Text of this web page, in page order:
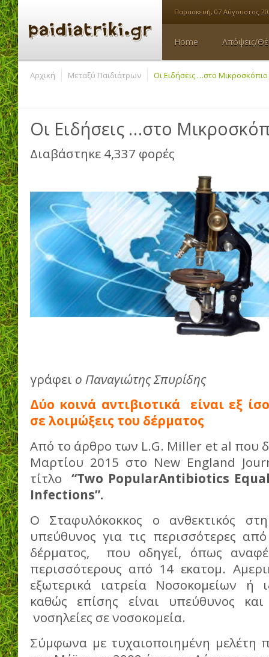
Παρασκευή, 07 Αύγουστος
Home Απόψεις/
Αρχική Μεταξύ Παιδιάτρων Οι Ειδήσεις …στο Μικροσκόπιο
Οι Ειδήσεις …στο
Διαβάστηκε 4,337 φορές
γράφει ο Παναγιώτης Σπυρίδης
Δύο κοινά αντιβιοτικά είναι εξ
σε λοιμώξεις του δέρματος
Από το άρθρο των L.G. Miller et al που
Μαρτίου 2015 στο New England
τίτλο “Two PopularAntibiotics
Infections”.
Ο Σταφυλόκοκκος ο ανθεκτικός
υπεύθυνος για τις περισσότερες
δέρματος, που οδηγεί, όπως
περισσότερους από 14 εκατομ.
εξωτερικά ιατρεία Νοσοκομείων ή
καθώς επίσης είναι υπεύθυνος
νοσηλείες σε νοσοκομεία.
Σύμφωνα με τυχαιοποιημένη μελέτη